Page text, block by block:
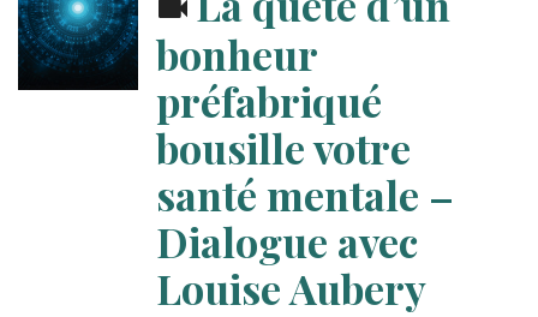
bonheur
préfabriqué
bousille votre
santé mentale –
Dialogue avec
Louise Aubery